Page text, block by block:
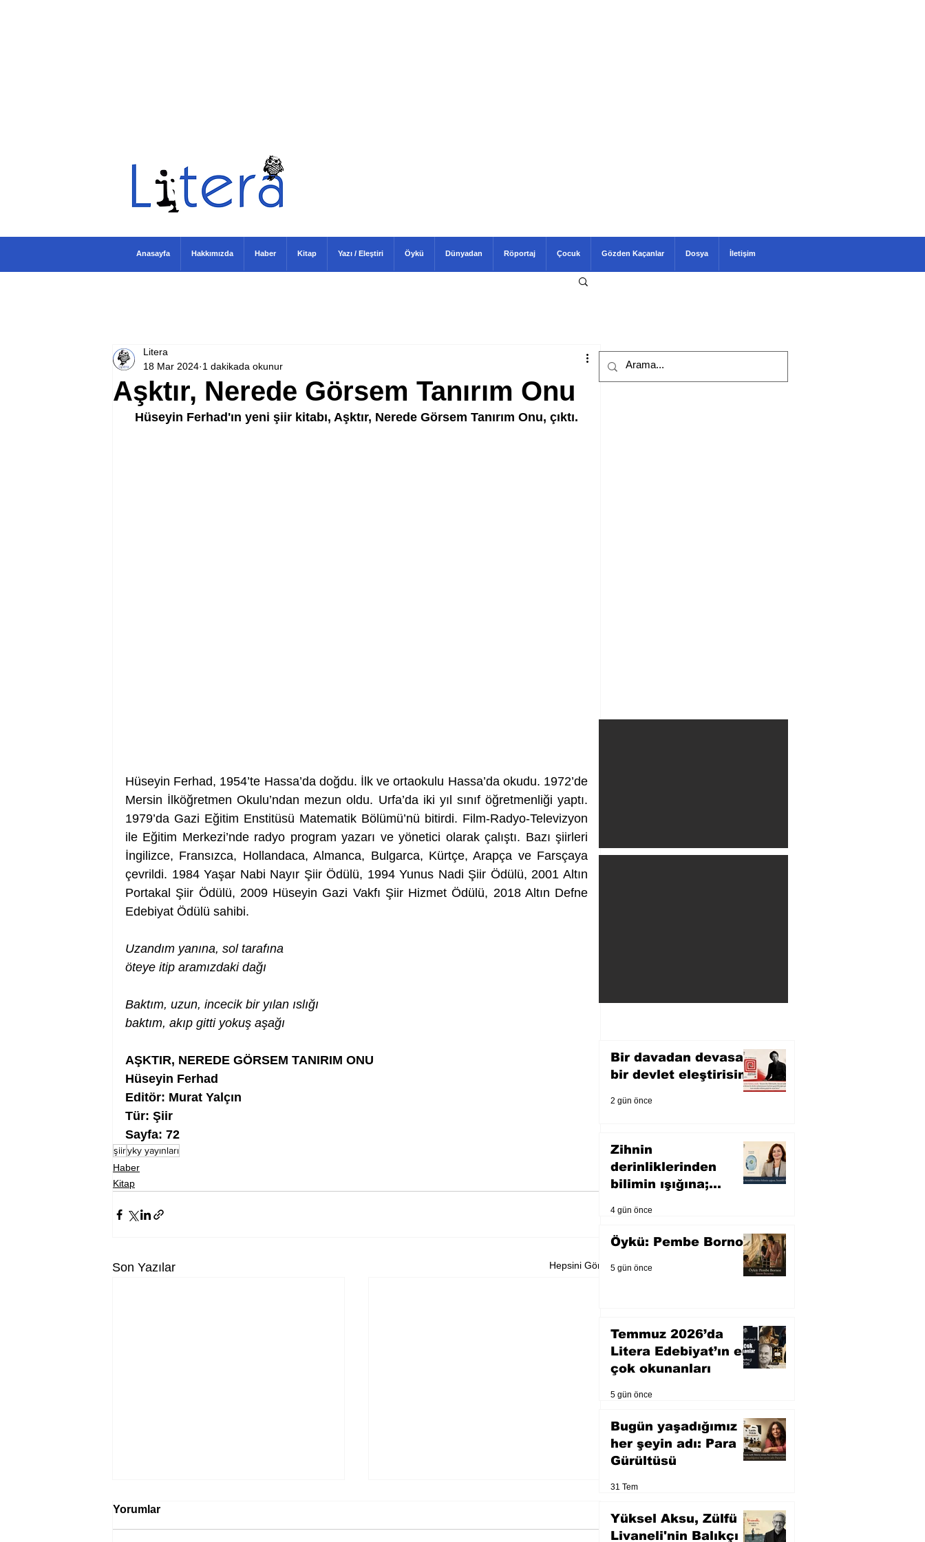
Aşktır, Nerede Görsem Tanırım Onu
Litera
18 Mar 2024 1 dakikada okunur
Hüseyin Ferhad'ın yeni şiir kitabı, Aşktır, Nerede Görsem Tanırım Onu, çıktı.
Hüseyin Ferhad, 1954’te Hassa’da doğdu. İlk ve ortaokulu Hassa’da okudu. 1972’de
Mersin İlköğretmen Okulu’ndan mezun oldu. Urfa’da iki yıl sınıf öğretmenliği yaptı.
1979’da Gazi Eğitim Enstitüsü Matematik Bölümü’nü bitirdi. Film-Radyo-Televizyon
ile Eğitim Merkezi’nde radyo program yazarı ve yönetici olarak çalıştı. Bazı şiirleri
İngilizce, Fransızca, Hollandaca, Almanca, Bulgarca, Kürtçe, Arapça ve Farsçaya
çevrildi. 1984 Yaşar Nabi Nayır Şiir Ödülü, 1994 Yunus Nadi Şiir Ödülü, 2001 Altın
Portakal Şiir Ödülü, 2009 Hüseyin Gazi Vakfı Şiir Hizmet Ödülü, 2018 Altın Defne
Edebiyat Ödülü sahibi.
Uzandım yanına, sol tarafına
öteye itip aramızdaki dağı
Baktım, uzun, incecik bir yılan ıslığı
baktım, akıp gitti yokuş aşağı
AŞKTIR, NEREDE GÖRSEM TANIRIM ONU
Hüseyin Ferhad
Editör: Murat Yalçın
Tür: Şiir
Sayfa: 72
şiiryky yayınları
Haber
Kitap
Son Yazılar Hepsini Gör
Yorumlar
Bir davadan devasa
bir devlet eleştirisine
2 gün önce
Zihnin
derinliklerinden
bilimin ışığına;
4 gün önce
Öykü: Pembe Bornoz
5 gün önce
Temmuz 2026’da
Litera Edebiyat’ın en
çok okunanları
5 gün önce
Bugün yaşadığımız
her şeyin adı: Para
Gürültüsü
31 Tem
Yüksel Aksu, Zülfü
Livaneli'nin Balıkçı
Anasayfa Hakkımızda Haber Kitap Yazı / Eleştiri Öykü Dünyadan Röportaj Çocuk Gözden Kaçanlar Dosya İletişim